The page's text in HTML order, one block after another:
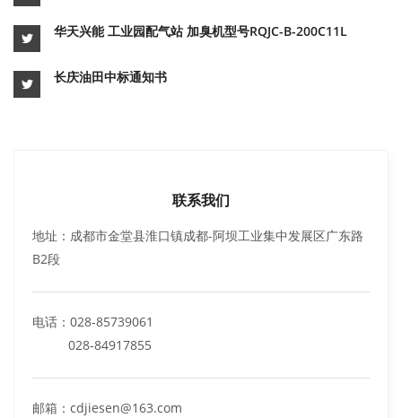
华天兴能 工业园配气站 加臭机型号RQJC-B-200C11L
长庆油田中标通知书
联系我们
地址：成都市金堂县淮口镇成都-阿坝工业集中发展区广东路
B2段
电话：028-85739061
028-84917855
邮箱：cdjiesen@163.com